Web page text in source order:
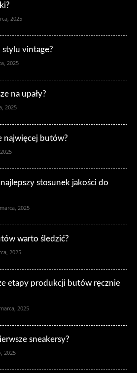
2025
stylu vintage?
2025
na upały?
2025
najwięcej butów?
stosunek jakości do
2025
warto śledzić?
2025
etapy produkcji butów ręcznie
2025
sneakersy?
2025